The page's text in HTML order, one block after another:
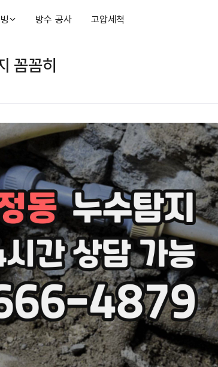
방수 공사 고압세척
꼼꼼히